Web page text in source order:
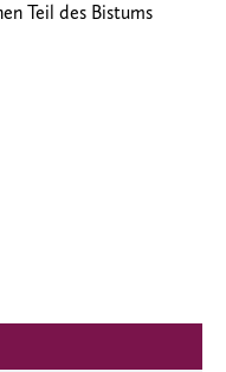
Teil des Bistums